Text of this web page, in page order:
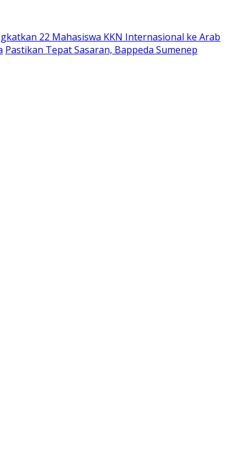
22 Mahasiswa KKN Internasional ke Arab
Pastikan Tepat Sasaran, Bappeda Sumenep